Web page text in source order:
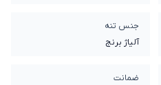
جنس تنه
آلیاژ برنج
ضمانت